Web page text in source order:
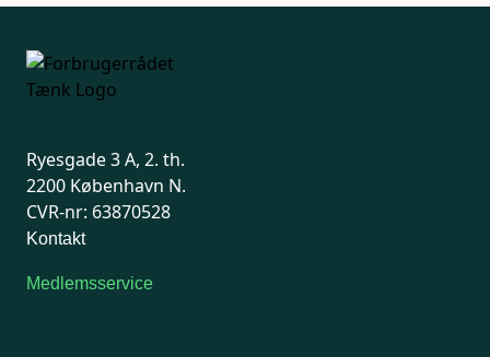
Ryesgade 3 A, 2. th.
2200 København N.
CVR-nr: 63870528
Kontakt
Medlemsservice